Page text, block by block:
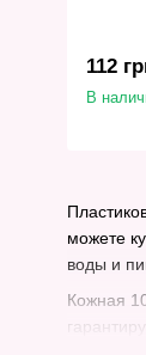
можете
воды и
Кожная
112
В